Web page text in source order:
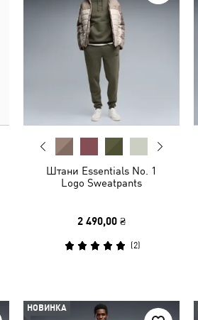
Штани Essentials No. 1
Logo Sweatpants
2 490,00 ₴
(2)
НОВИНКА